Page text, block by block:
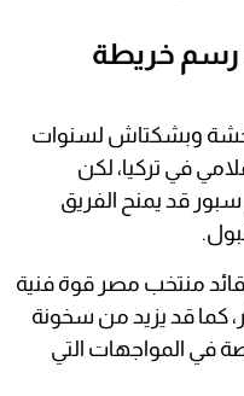
رسم خريطة
وبشكتاش لسنوات
في تركيا، لكن
قد يمنح الفريق
منتخب مصر قوة فنية
كما قد يزيد من سخونة
في المواجهات التي